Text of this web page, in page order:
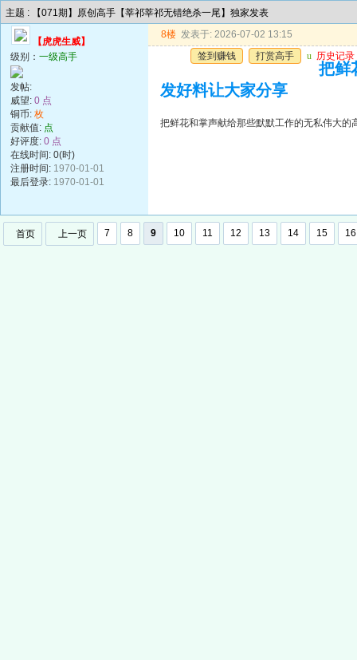
主题 : 【071期】原创高手【莘祁莘祁无错绝杀一尾】独家发表
【虎虎生威】
级别： 一级高手
发帖:
威望: 0 点
铜币: 枚
贡献值: 点
好评度: 0 点
在线时间: 0(时)
注册时间: 1970-01-01
最后登录: 1970-01-01
8楼 发表于: 2026-07-02 13:15
签到赚钱
打赏高手 u 历史记录
把鲜
发好料让大家分享
把鲜花和掌声献给那些默默工作的无私伟大的
首页 上一页 7 8 9 10 11 12 13 14 15 16